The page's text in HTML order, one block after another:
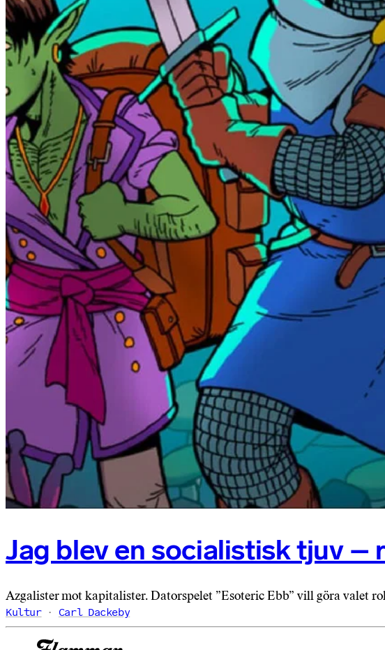
Jag blev en socialistisk tjuv
Azgalister mot kapitalister. Datorspelet ”Esoteric Ebb” vill göra valet
Kultur Carl Dackeby